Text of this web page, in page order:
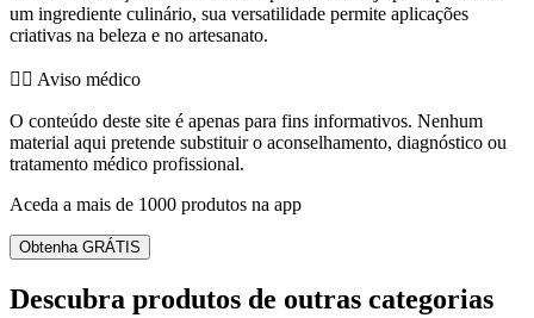
um ingrediente culinário, sua versatilidade permite aplicações
criativas na beleza e no artesanato.
👨‍⚕️️ Aviso médico
O conteúdo deste site é apenas para fins informativos. Nenhum
material aqui pretende substituir o aconselhamento, diagnóstico ou
tratamento médico profissional.
Aceda a mais de 1000 produtos na app
Obtenha GRÁTIS
Descubra produtos de outras categorias